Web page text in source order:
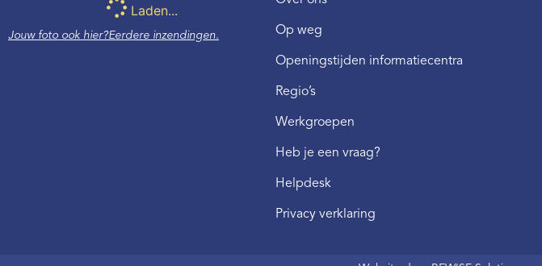
Laden...
Jouw foto ook hier?Eerdere inzendingen. Op weg
Openingstijden informatiecentra
Regio’s
Werkgroepen
Heb je een vraag?
Helpdesk
Privacy verklaring